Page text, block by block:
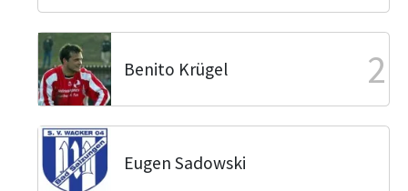
Benito Krügel 2
Eugen Sadowski